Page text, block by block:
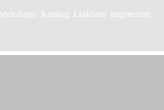
Workshops Katalog Linkliste Impressum